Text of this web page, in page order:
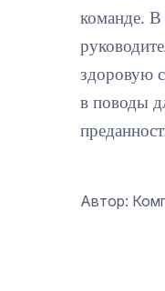
команде. В
здоровую
в поводы
Автор: